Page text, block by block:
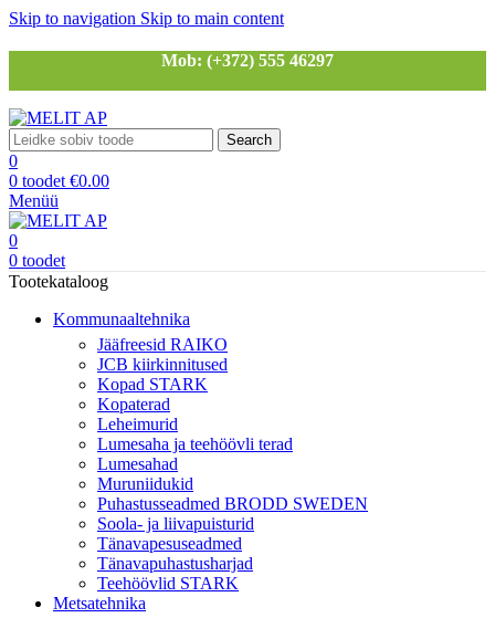
Skip to navigation Skip to main content
Mob: (+372) 555 46297
Search
0
0 toodet €0.00
Menüü
0
0 toodet
Tootekataloog
Kommunaaltehnika
Jääfreesid RAIKO
JCB kiirkinnitused
Kopad STARK
Kopaterad
Leheimurid
Lumesaha ja teehöövli terad
Lumesahad
Muruniidukid
Puhastusseadmed BRODD SWEDEN
Soola- ja liivapuisturid
Tänavapesuseadmed
Tänavapuhastusharjad
Teehöövlid STARK
Metsatehnika